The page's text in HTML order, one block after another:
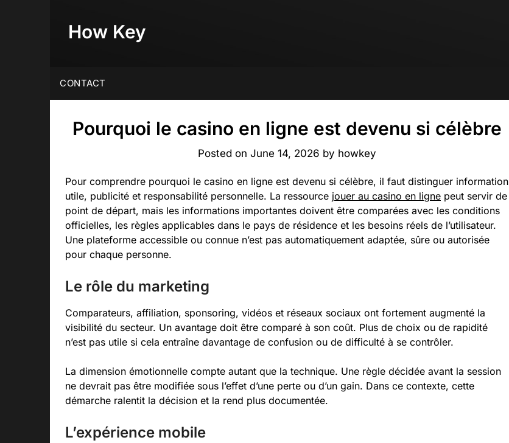
How Key
CONTACT
Pourquoi le casino en ligne est devenu si célèbre
Posted on June 14, 2026 by howkey
Pour comprendre pourquoi le casino en ligne est devenu si célèbre, il faut distinguer information
utile, publicité et responsabilité personnelle. La ressource jouer au casino en ligne peut servir de
point de départ, mais les informations importantes doivent être comparées avec les conditions
officielles, les règles applicables dans le pays de résidence et les besoins réels de l’utilisateur.
Une plateforme accessible ou connue n’est pas automatiquement adaptée, sûre ou autorisée
pour chaque personne.
Le rôle du marketing
Comparateurs, affiliation, sponsoring, vidéos et réseaux sociaux ont fortement augmenté la
visibilité du secteur. Un avantage doit être comparé à son coût. Plus de choix ou de rapidité
n’est pas utile si cela entraîne davantage de confusion ou de difficulté à se contrôler.
La dimension émotionnelle compte autant que la technique. Une règle décidée avant la session
ne devrait pas être modifiée sous l’effet d’une perte ou d’un gain. Dans ce contexte, cette
démarche ralentit la décision et la rend plus documentée.
L’expérience mobile